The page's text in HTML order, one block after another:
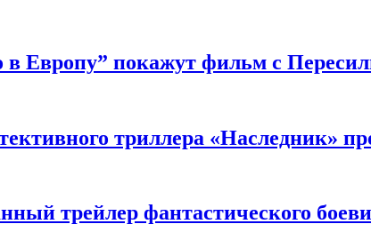
Европу” покажут фильм с
триллера «Наследник»
трейлер фантастического